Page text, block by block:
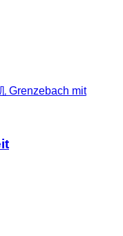
Grenzebach mit